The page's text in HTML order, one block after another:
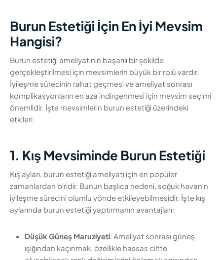
Burun Estetiği İçin En İyi Mevsim
Hangisi?
Burun estetiği ameliyatının başarılı bir şekilde
gerçekleştirilmesi için mevsimlerin büyük bir rolü vardır.
İyileşme sürecinin rahat geçmesi ve ameliyat sonrası
komplikasyonların en aza indirgenmesi için mevsim seçimi
önemlidir. İşte mevsimlerin burun estetiği üzerindeki
etkileri:
1. Kış Mevsiminde Burun Estetiği
Kış ayları, burun estetiği ameliyatı için en popüler
zamanlardan biridir. Bunun başlıca nedeni, soğuk havanın
iyileşme sürecini olumlu yönde etkileyebilmesidir. İşte kış
aylarında burun estetiği yaptırmanın avantajları:
Düşük Güneş Maruziyeti: Ameliyat sonrası güneş
ışığından kaçınmak, özellikle hassas ciltte